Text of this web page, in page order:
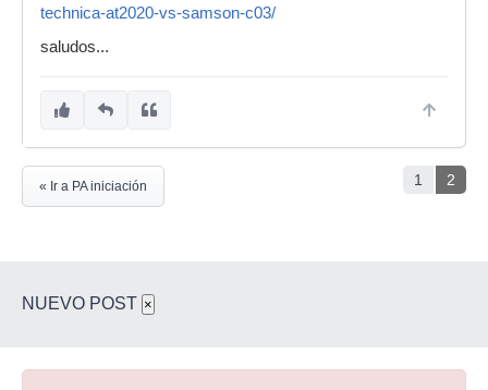
technica-at2020-vs-samson-c03/
saludos...
1 2
« Ir a PA iniciación
NUEVO POST ×